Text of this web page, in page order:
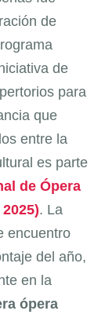
de
de
para
que
entre la
es parte
de Ópera
. La
encuentro
del año,
en la
ópera